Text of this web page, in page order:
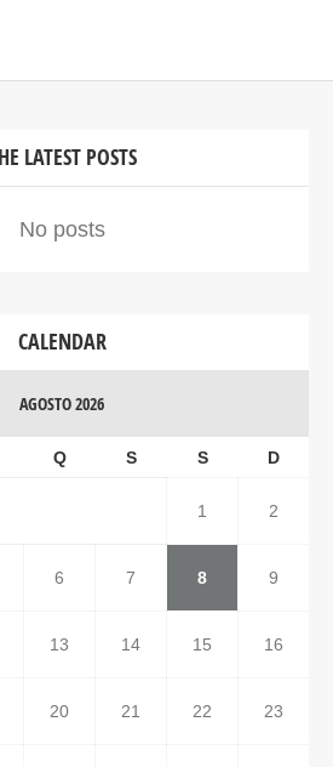
LATEST POSTS
No posts
CALENDAR
AGOSTO 2026
Q S S D
1 2
6 7 8 9
13 14 15 16
20 21 22 23